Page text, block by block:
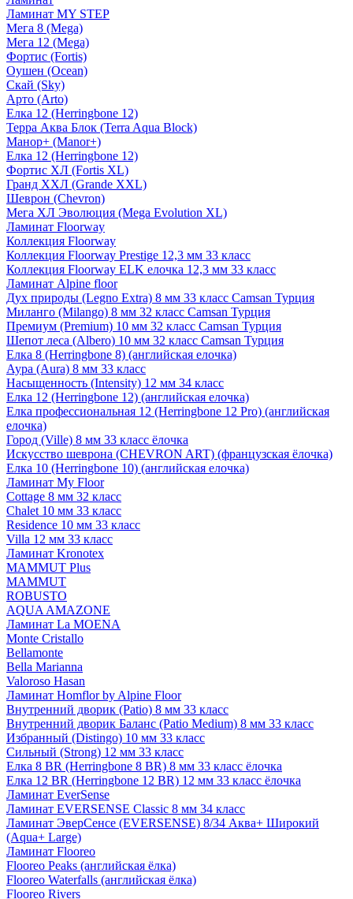
Ламинат MY STEP
Мега 8 (Mega)
Мега 12 (Mega)
Фортис (Fortis)
Оушен (Ocean)
Скай (Sky)
Арто (Arto)
Елка 12 (Herringbone 12)
Терра Аква Блок (Terra Aqua Block)
Манор+ (Manor+)
Елка 12 (Herringbone 12)
Фортис ХЛ (Fortis XL)
Гранд ХХЛ (Grande XXL)
Шеврон (Chevron)
Мега ХЛ Эволюция (Mega Evolution XL)
Ламинат Floorway
Коллекция Floorway
Коллекция Floorway Prestige 12,3 мм 33 класс
Коллекция Floorway ELK елочка 12,3 мм 33 класс
Ламинат Alpine floor
Дух природы (Legno Extra) 8 мм 33 класс Camsan Турция
Миланго (Milango) 8 мм 32 класс Camsan Турция
Премиум (Premium) 10 мм 32 класс Camsan Турция
Шепот леса (Albero) 10 мм 32 класс Camsan Турция
Елка 8 (Herringbone 8) (английская елочка)
Аура (Aura) 8 мм 33 класс
Насыщенность (Intensity) 12 мм 34 класс
Елка 12 (Herringbone 12) (английская елочка)
Елка профессиональная 12 (Herringbone 12 Pro) (английская
елочка)
Город (Ville) 8 мм 33 класс ёлочка
Искусство шеврона (CHEVRON ART) (французская ёлочка)
Елка 10 (Herringbone 10) (английская елочка)
Ламинат My Floor
Cottage 8 мм 32 класс
Chalet 10 мм 33 класс
Residence 10 мм 33 класс
Villa 12 мм 33 класс
Ламинат Kronotex
MAMMUT Plus
MAMMUT
ROBUSTO
AQUA AMAZONE
Ламинат La MOENA
Monte Cristallo
Bellamonte
Bella Marianna
Valoroso Hasan
Ламинат Homflor by Alpine Floor
Внутренний дворик (Patio) 8 мм 33 класс
Внутренний дворик Баланс (Patio Medium) 8 мм 33 класс
Избранный (Distingo) 10 мм 33 класс
Сильный (Strong) 12 мм 33 класс
Елка 8 BR (Herringbone 8 BR) 8 мм 33 класс ёлочка
Елка 12 BR (Herringbone 12 BR) 12 мм 33 класс ёлочка
Ламинат EverSense
Ламинат EVERSENSE Classic 8 мм 34 класс
Ламинат ЭверСенсе (EVERSENSE) 8/34 Аква+ Широкий
(Aqua+ Large)
Ламинат Flooreo
Flooreo Peaks (английская ёлка)
Flooreo Waterfalls (английская ёлка)
Flooreo Rivers